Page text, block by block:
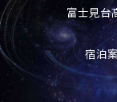
富士見台
宿泊